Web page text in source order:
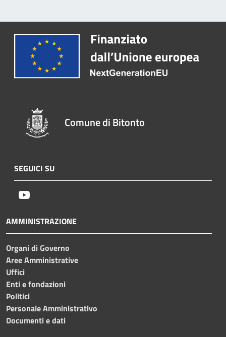
Comune di Bitonto
SEGUICI SU
AMMINISTRAZIONE
Organi di Governo
Aree Amministrative
Uffici
Enti e fondazioni
Politici
Personale Amministrativo
Documenti e dati